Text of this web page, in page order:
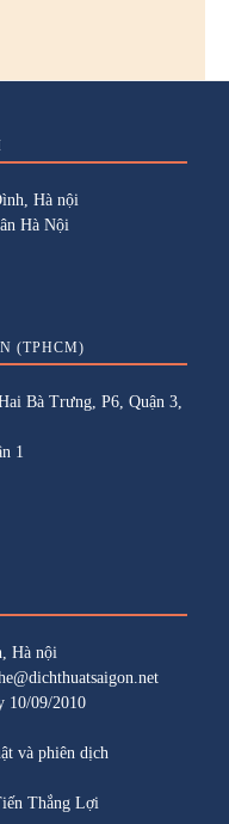
Hà nội
Hà Nội
(TPHCM)
Bà Trưng, P6, Quận 3,
1
Hà nội
10/09/2010
và phiên dịch
Thắng Lợi